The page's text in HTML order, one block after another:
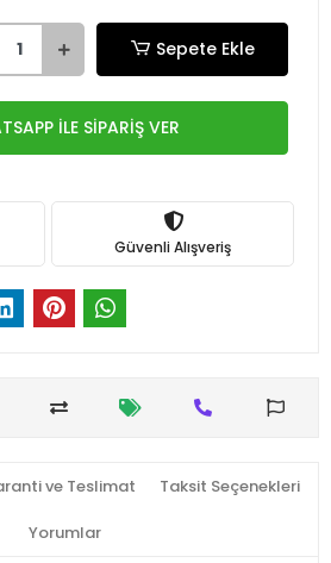
Sepete Ekle
İLE SİPARİŞ VER
Güvenli Alışveriş
ve Teslimat Taksit Seçenekleri
Yorumlar